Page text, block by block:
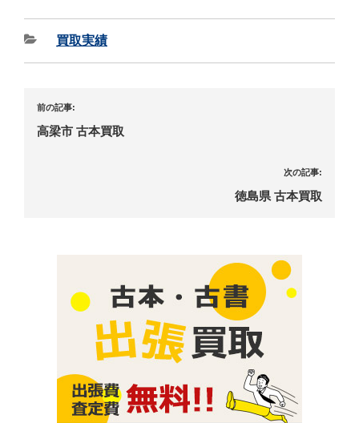
買取実績
前の記事:
高梁市 古本買取
次の記事:
徳島県 古本買取